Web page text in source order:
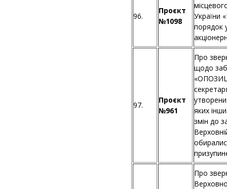
96.
Проєкт
№1098
України
порядок
97.
Проєкт
№961
Про
щодо
яких
змін до
Про